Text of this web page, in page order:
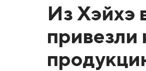
Из Хэйхэ
привезли